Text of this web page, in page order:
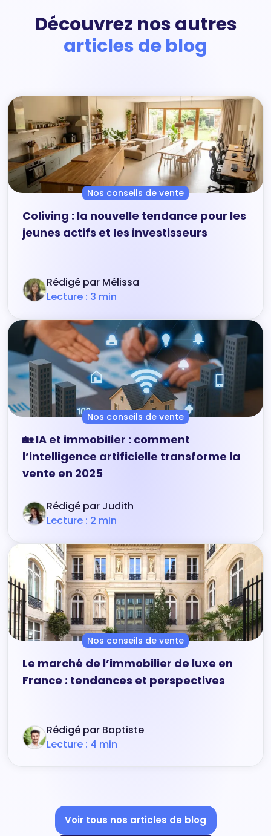
Découvrez nos autres
articles de blog
Nos conseils de vente
Coliving : la nouvelle tendance pour les
jeunes actifs et les investisseurs
Rédigé par Mélissa
Lecture : 3 min
Nos conseils de vente
🏡 IA et immobilier : comment
l’intelligence artificielle transforme la
vente en 2025
Rédigé par Judith
Lecture : 2 min
Nos conseils de vente
Le marché de l’immobilier de luxe en
France : tendances et perspectives
Rédigé par Baptiste
Lecture : 4 min
Voir tous nos articles de blog